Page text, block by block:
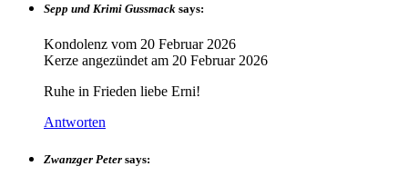
Sepp und Krimi Gussmack says:
Kondolenz vom 20 Februar 2026
Kerze angezündet am 20 Februar 2026
Ruhe in Frieden liebe Erni!
Antworten
Zwanzger Peter says: